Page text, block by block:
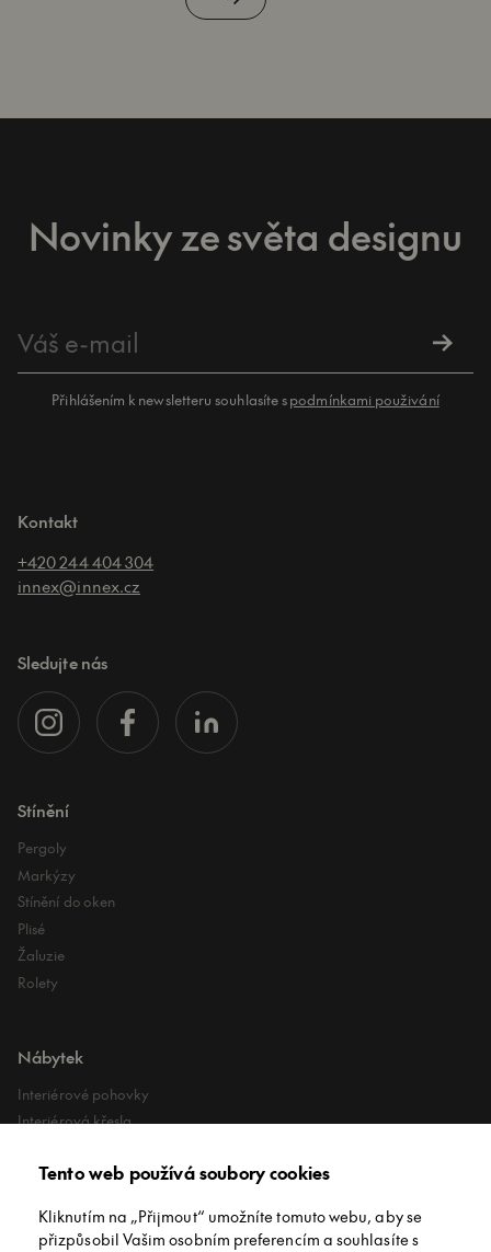
Novinky ze světa designu
Přihlášením k newsletteru souhlasíte spodmínkami použivání
Kontakt
+420 244 404 304
innex@innex.cz
Sledujte nás
Stínění
Pergoly
Markýzy
Stínění do oken
Plisé
Žaluzie
Rolety
Nábytek
Interiérové pohovky
Interiérová křesla
Lehátka
Exteriérové pufy
Tento web používá soubory cookies
Kliknutím na „Přijmout“ umožníte tomuto webu, aby se
přizpůsobil Vašim osobním preferencím a souhlasíte s